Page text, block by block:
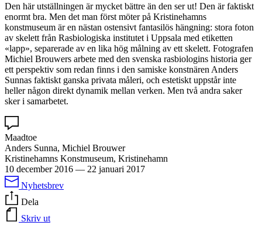
Den här utställningen är mycket bättre än den ser ut! Den är faktiskt
enormt bra. Men det man först möter på Kristinehamns
konstmuseum är en nästan ostensivt fantasilös hängning: stora foton
av skelett från Rasbiologiska institutet i Uppsala med etiketten
«lapp», separerade av en lika hög målning av ett skelett. Fotografen
Michiel Brouwers arbete med den svenska rasbiologins historia ger
ett perspektiv som redan finns i den samiske konstnären Anders
Sunnas faktiskt ganska privata måleri, och estetiskt uppstår inte
heller någon direkt dynamik mellan verken. Men två andra saker
sker i samarbetet.
Maadtoe
Anders Sunna, Michiel Brouwer
Kristinehamns Konstmuseum, Kristinehamn
10 december 2016 — 22 januari 2017
Nyhetsbrev
Dela
Skriv ut